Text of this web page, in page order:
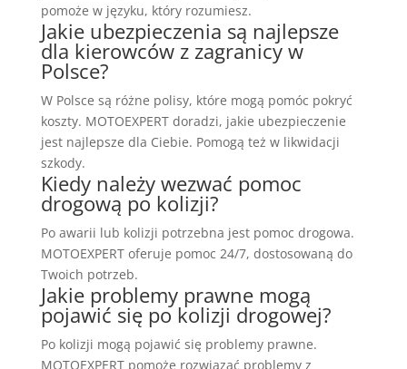
pomoże w języku, który rozumiesz.
Jakie ubezpieczenia są najlepsze
dla kierowców z zagranicy w
Polsce?
W Polsce są różne polisy, które mogą pomóc pokryć
koszty. MOTOEXPERT doradzi, jakie ubezpieczenie
jest najlepsze dla Ciebie. Pomogą też w likwidacji
szkody.
Kiedy należy wezwać pomoc
drogową po kolizji?
Po awarii lub kolizji potrzebna jest pomoc drogowa.
MOTOEXPERT oferuje pomoc 24/7, dostosowaną do
Twoich potrzeb.
Jakie problemy prawne mogą
pojawić się po kolizji drogowej?
Po kolizji mogą pojawić się problemy prawne.
MOTOEXPERT pomoże rozwiązać problemy z